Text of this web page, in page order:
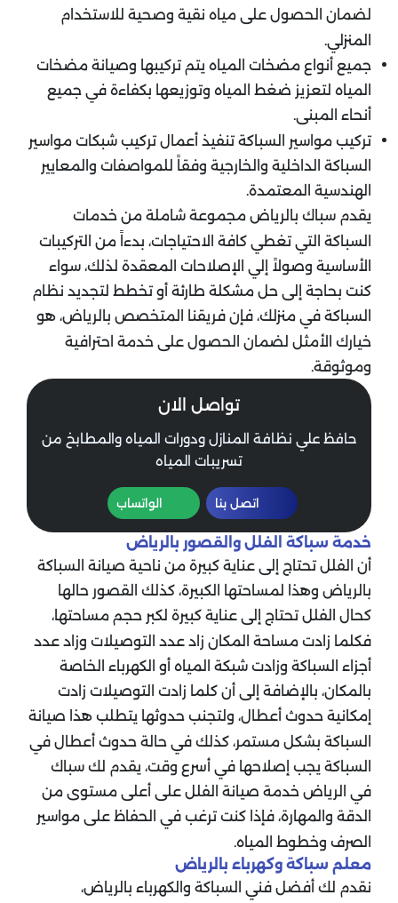
لضمان الحصول على مياه نقية وصحية للاستخدام
المنزلي.
جميع أنواع مضخات المياه يتم تركيبها وصيانة مضخات
المياه لتعزيز ضغط المياه وتوزيعها بكفاءة في جميع
أنحاء المبنى.
تركيب مواسير السباكة تنفيذ أعمال تركيب شبكات مواسير
السباكة الداخلية والخارجية وفقاً للمواصفات والمعايير
الهندسية المعتمدة.
يقدم سباك بالرياض مجموعة شاملة من خدمات
السباكة التي تغطي كافة الاحتياجات، بدءاً من التركيبات
الأساسية وصولاً إلي الإصلاحات المعقدة لذلك، سواء
كنت بحاجة إلى حل مشكلة طارئة أو تخطط لتجديد نظام
السباكة في منزلك، فإن فريقنا المتخصص بالرياض، هو
خيارك الأمثل لضمان الحصول على خدمة احترافية
وموثوقة.
تواصل الان
حافظ علي نظافة المنازل ودورات المياه والمطابخ من
تسريبات المياه
اتصل بنا الواتساب
خدمة سباكة الفلل والقصور بالرياض
أن الفلل تحتاج إلى عناية كبيرة من ناحية صيانة السباكة
بالرياض وهذا لمساحتها الكبيرة، كذلك القصور حالها
كحال الفلل تحتاج إلى عناية كبيرة لكبر حجم مساحتها،
فكلما زادت مساحة المكان زاد عدد التوصيلات وزاد عدد
أجزاء السباكة وزادت شبكة المياه أو الكهرباء الخاصة
بالمكان، بالإضافة إلى أن كلما زادت التوصيلات زادت
إمكانية حدوث أعطال، ولتجنب حدوثها يتطلب هذا صيانة
السباكة بشكل مستمر، كذلك في حالة حدوث أعطال في
السباكة يجب إصلاحها في أسرع وقت، يقدم لك سباك
في الرياض خدمة صيانة الفلل على أعلى مستوى من
الدقة والمهارة، فإذا كنت ترغب في الحفاظ على مواسير
الصرف وخطوط المياه.
معلم سباكة وكهرباء بالرياض
نقدم لك أفضل فني السباكة والكهرباء بالرياض،